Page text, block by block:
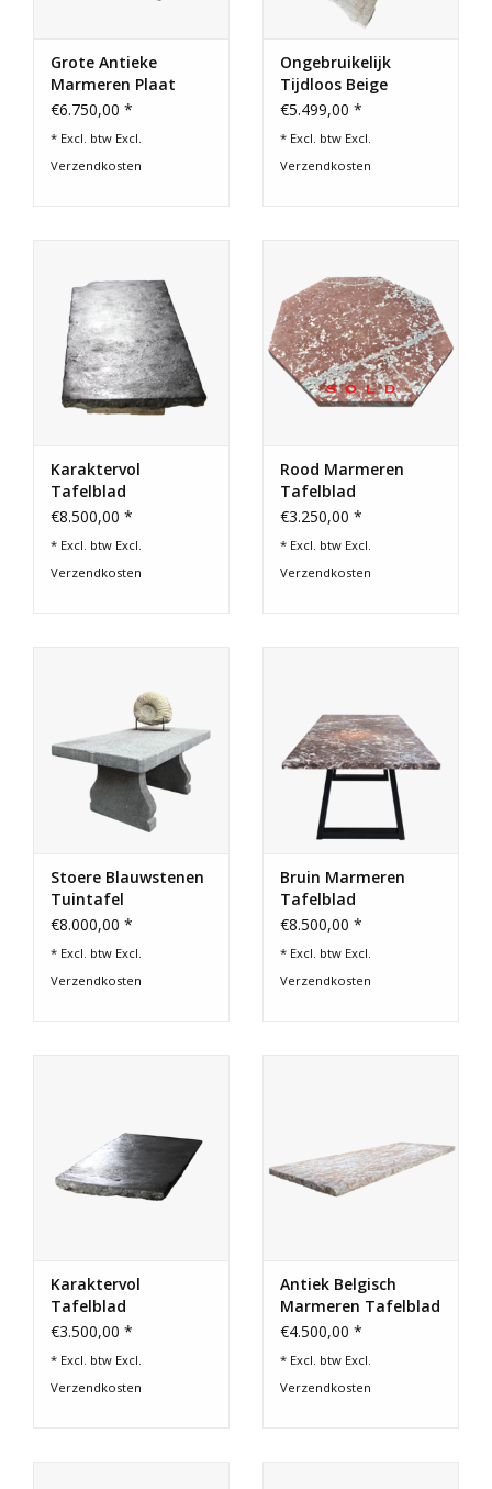
Grote Antieke
Marmeren Plaat
€6.750,00 *
* Excl. btw Excl.
Verzendkosten
Ongebruikelijk
Tijdloos Beige
Travertin Tafelblad
€5.499,00 *
* Excl. btw Excl.
Verzendkosten
Karaktervol
Tafelblad
€8.500,00 *
* Excl. btw Excl.
Verzendkosten
Rood Marmeren
Tafelblad
€3.250,00 *
* Excl. btw Excl.
Verzendkosten
Stoere Blauwstenen
Tuintafel
€8.000,00 *
* Excl. btw Excl.
Verzendkosten
Bruin Marmeren
Tafelblad
€8.500,00 *
* Excl. btw Excl.
Verzendkosten
Karaktervol
Tafelblad
€3.500,00 *
* Excl. btw Excl.
Verzendkosten
Antiek Belgisch
Marmeren Tafelblad
€4.500,00 *
* Excl. btw Excl.
Verzendkosten